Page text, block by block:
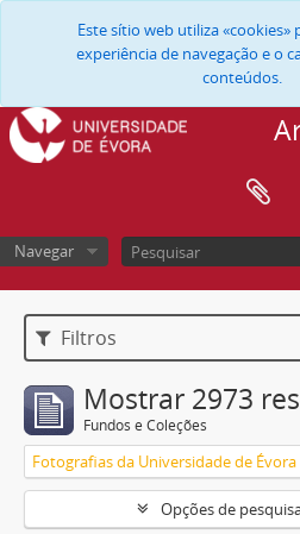
Este sítio web utiliza «cookies»
experiência de navegação e o
conteúdos.
Navegar
Filtros
Mostrar 2973
Fundos e Coleções
Fotografias da Universidade de Évora
Opções de